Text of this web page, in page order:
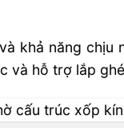
và khả năng chịu
và hỗ trợ lắp